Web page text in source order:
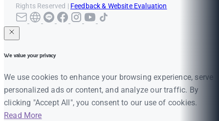
Rights Reserved | Feedback & Website Evaluation
We value your privacy
We use cookies to enhance your browsing experience, serve
personalized ads or content, and analyze our traffic. By
clicking "Accept All", you consent to our use of cookies.
Read More